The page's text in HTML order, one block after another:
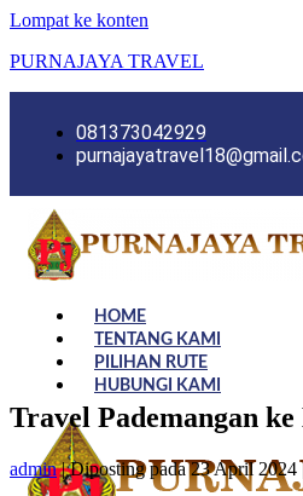
Lompat ke konten
PURNAJAYA TRAVEL
081373042929
HOME
TENTANG KAMI
PILIHAN RUTE
HUBUNGI KAMI
Travel Pademangan
admin|Diposting pada 23 April 2024